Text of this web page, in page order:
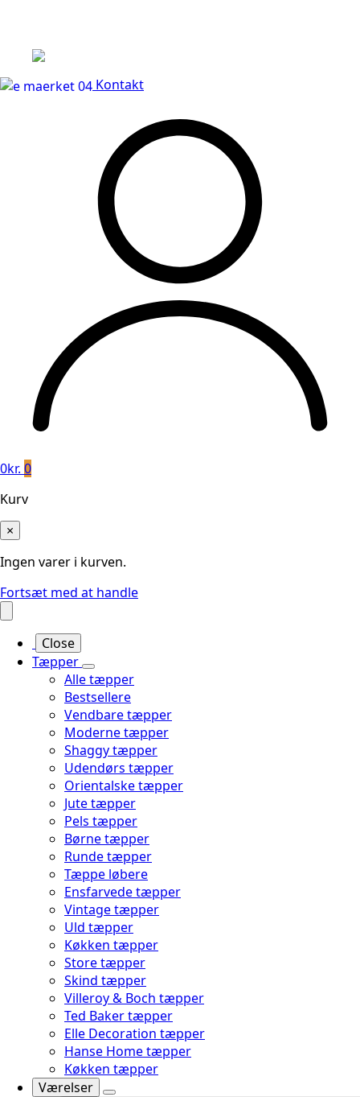
Kontakt
0kr. 0
Kurv
×
Ingen varer i kurven.
Fortsæt med at handle
Close
Tæpper
Alle tæpper
Bestsellere
Vendbare tæpper
Moderne tæpper
Shaggy tæpper
Udendørs tæpper
Orientalske tæpper
Jute tæpper
Pels tæpper
Børne tæpper
Runde tæpper
Tæppe løbere
Ensfarvede tæpper
Vintage tæpper
Uld tæpper
Køkken tæpper
Store tæpper
Skind tæpper
Villeroy & Boch tæpper
Ted Baker tæpper
Elle Decoration tæpper
Hanse Home tæpper
Køkken tæpper
Værelser